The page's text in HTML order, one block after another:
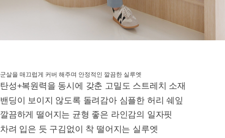
군살을 매끄럽게 커버 해주며 안정적인 깔끔한 실루엣
탄성+복원력을 동시에 갖춘 고밀도 스트레치 소재
밴딩이 보이지 않도록 돌려감아 심플한 허리 쉐잎
깔끔하게 떨어지는 균형 좋은 라인감의 일자핏
차려 입은 듯 구김없이 착 떨어지는 실루엣